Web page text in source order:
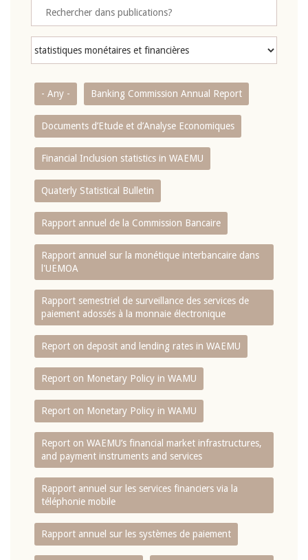
- Any - Banking Commission Annual Report
Documents d’Etude et d’Analyse Economiques
Financial Inclusion statistics in WAEMU
Quaterly Statistical Bulletin
Rapport annuel de la Commission Bancaire
Rapport annuel sur la monétique interbancaire dans
l'UEMOA
Rapport semestriel de surveillance des services de
paiement adossés à la monnaie électronique
Report on deposit and lending rates in WAEMU
Report on Monetary Policy in WAMU
Report on Monetary Policy in WAMU
Report on WAEMU’s financial market infrastructures,
and payment instruments and services
Rapport annuel sur les services financiers via la
téléphonie mobile
Rapport annuel sur les systèmes de paiement